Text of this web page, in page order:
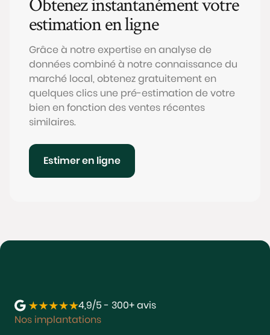
estimation en ligne
Grâce à notre expertise en analyse de
données combiné à notre connaissance du
marché local, obtenez gratuitement en
quelques clics une pré-estimation de votre
bien en fonction des ventes récentes
similaires.
Estimer en ligne
4,9/5 - 300+ avis
Nos implantations